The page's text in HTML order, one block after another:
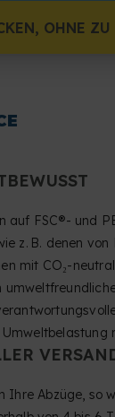
OHNE ZU
auf FSC®- und
z. B. denen
mit CO₂-
Ihre Abzüge, so